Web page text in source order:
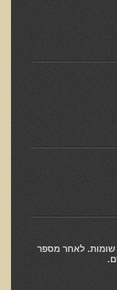
לאחר מספר